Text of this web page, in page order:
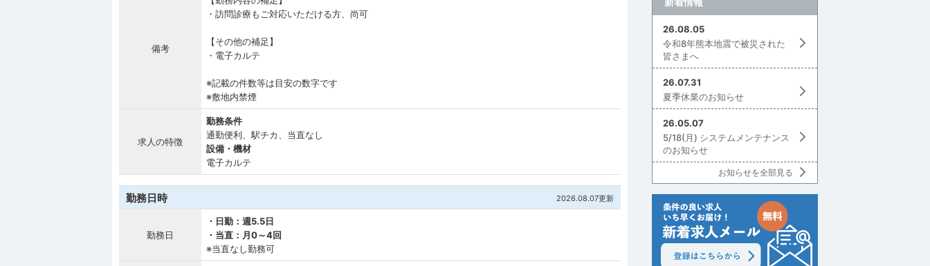
備考
・訪問診療もご対応いただける方、尚可
【その他の補足】
・電子カルテ
※記載の件数等は目安の数字です
※敷地内禁煙
求人の特徴
勤務条件
通勤便利、駅チカ、当直なし
設備・機材
電子カルテ
勤務日時 2026.08.07更新
勤務日
・日勤：週5.5日
・当直：月0～4回
※当直なし勤務可
26.08.05
令和8年熊本地震で被災された
皆さまへ
26.07.31
夏季休業のお知らせ
26.05.07
5/18(月) システムメンテナンス
のお知らせ
お知らせを全部見る